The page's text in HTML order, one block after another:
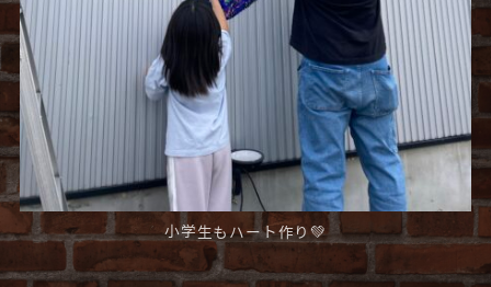
小学生もハート作り💚